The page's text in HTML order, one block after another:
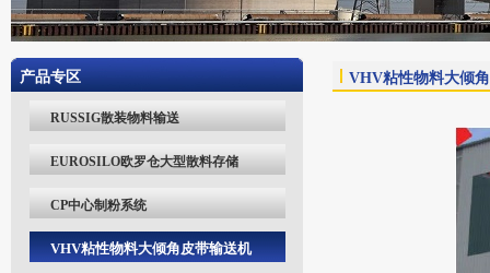
产品专区 VHV粘性物料大倾
RUSSIG散装物料输送
EUROSILO欧罗仓大型散料存储
CP中心制粉系统
VHV粘性物料大倾角皮带输送机